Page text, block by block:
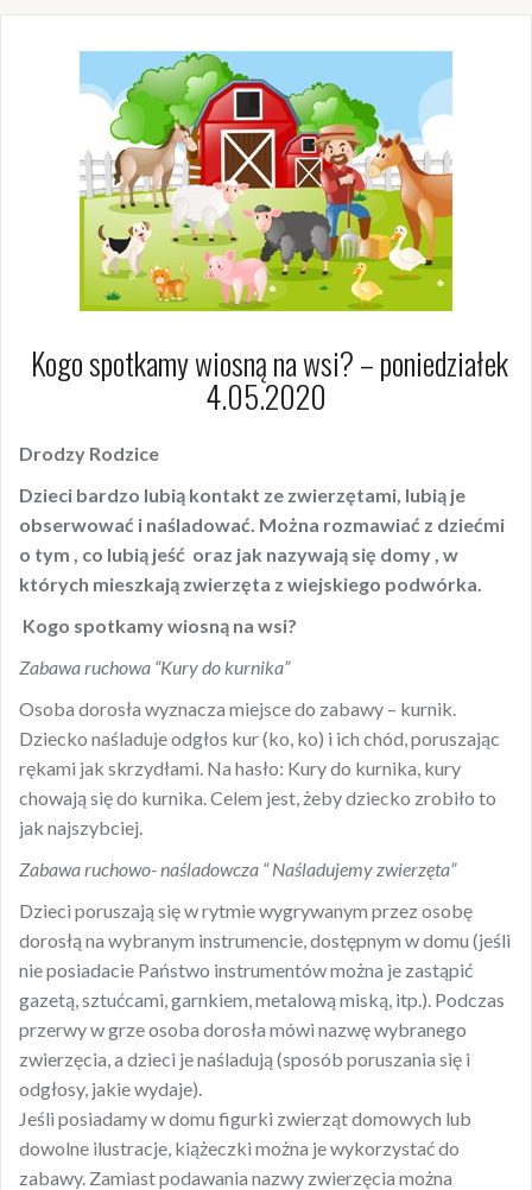
Kogo spotkamy wiosną na wsi? – poniedziałek
4.05.2020
Drodzy Rodzice
Dzieci bardzo lubią kontakt ze zwierzętami, lubią je
obserwować i naśladować. Można rozmawiać z dziećmi
o tym , co lubią jeść oraz jak nazywają się domy , w
których mieszkają zwierzęta z wiejskiego podwórka.
Kogo spotkamy wiosną na wsi?
Zabawa ruchowa “Kury do kurnika”
Osoba dorosła wyznacza miejsce do zabawy – kurnik.
Dziecko naśladuje odgłos kur (ko, ko) i ich chód, poruszając
rękami jak skrzydłami. Na hasło: Kury do kurnika, kury
chowają się do kurnika. Celem jest, żeby dziecko zrobiło to
jak najszybciej.
Zabawa ruchowo- naśladowcza “ Naśladujemy zwierzęta”
Dzieci poruszają się w rytmie wygrywanym przez osobę
dorosłą na wybranym instrumencie, dostępnym w domu (jeśli
nie posiadacie Państwo instrumentów można je zastąpić
gazetą, sztućcami, garnkiem, metalową miską, itp.). Podczas
przerwy w grze osoba dorosła mówi nazwę wybranego
zwierzęcia, a dzieci je naśladują (sposób poruszania się i
odgłosy, jakie wydaje).
Jeśli posiadamy w domu figurki zwierząt domowych lub
dowolne ilustracje, kiążeczki można je wykorzystać do
zabawy. Zamiast podawania nazwy zwierzęcia można